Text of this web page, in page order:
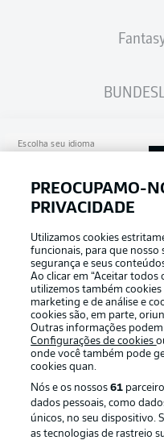
Escolha seu idioma
Football
PREOCUPAMO-
PRIVACIDADE
Utilizamos cookies
funcionais, para que nosso
segurança e seus
Ao clicar em “Aceitar todos
utilizemos também
marketing e de análise e
cookies são, em parte,
Outras informações
Configurações de cookies
onde você também pode
cookies quan.
Nós e os nossos61
dados pessoais, como
únicos, no seu dispositivo.
as tecnologias de rastreio